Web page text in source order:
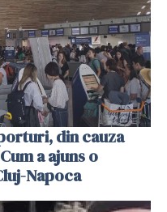
din cauza
a ajuns o
Napoca